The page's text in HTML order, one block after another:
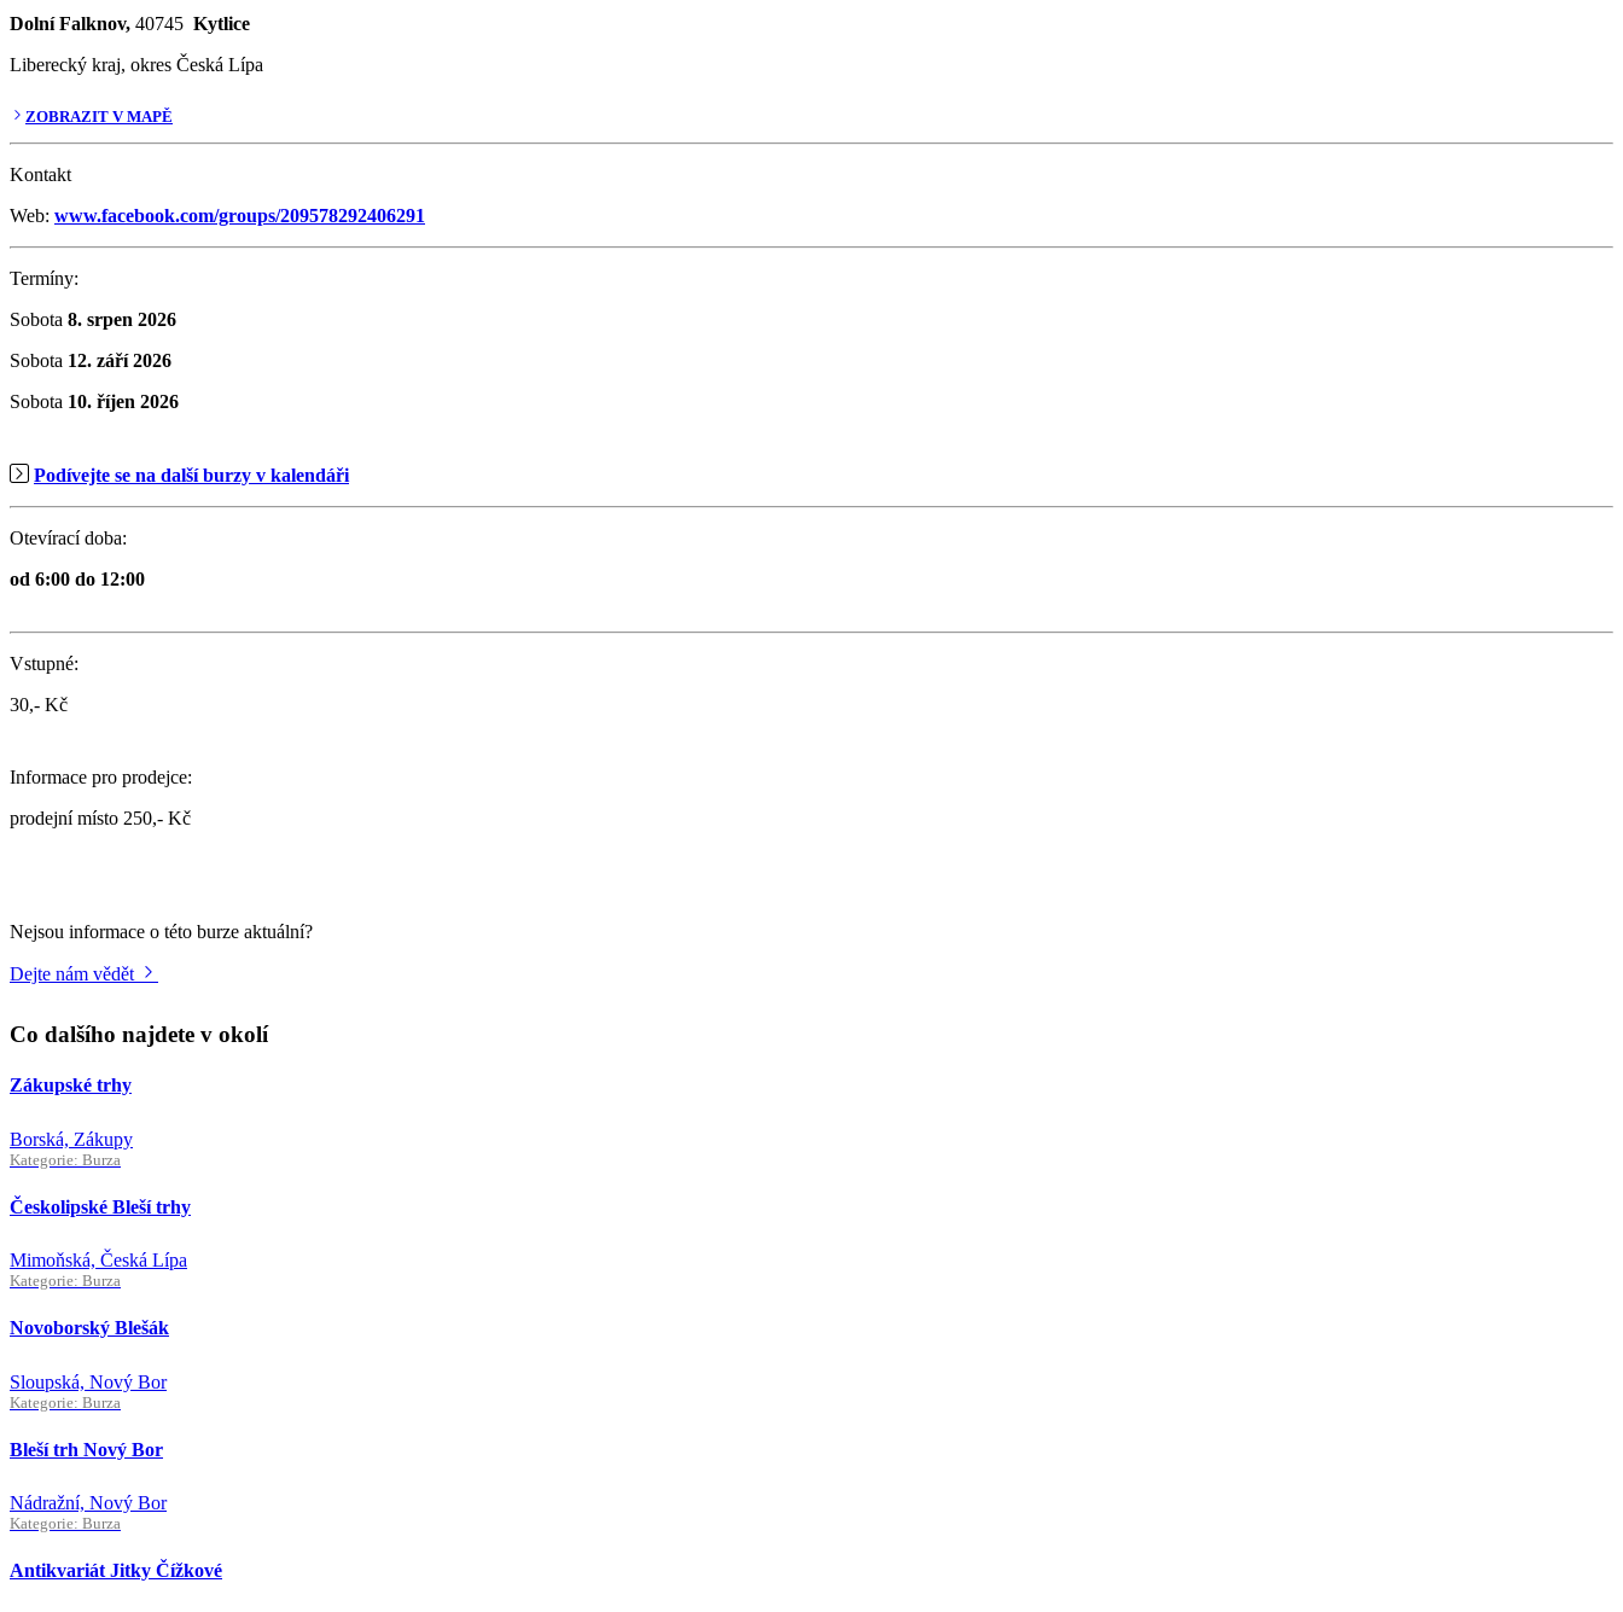
Dolní Falknov, 40745 Kytlice
Liberecký kraj, okres Česká Lípa
ZOBRAZIT V MAPĚ
Kontakt
Web: www.facebook.com/groups/209578292406291
Termíny:
Sobota 8. srpen 2026
Sobota 12. září 2026
Sobota 10. říjen 2026
Podívejte se na další burzy v kalendáři
Otevírací doba:
od 6:00 do 12:00
Vstupné:
30,- Kč
Informace pro prodejce:
prodejní místo 250,- Kč
Nejsou informace o této burze aktuální?
Dejte nám vědět
Co dalšího najdete v okolí
Zákupské trhy
Borská, Zákupy
Kategorie: Burza
Českolipské Bleší trhy
Mimoňská, Česká Lípa
Kategorie: Burza
Novoborský Blešák
Sloupská, Nový Bor
Kategorie: Burza
Bleší trh Nový Bor
Nádražní, Nový Bor
Kategorie: Burza
Antikvariát Jitky Čížkové